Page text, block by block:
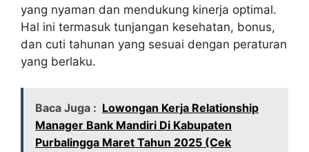
yang nyaman dan mendukung kinerja optimal.
Hal ini termasuk tunjangan kesehatan, bonus,
dan cuti tahunan yang sesuai dengan peraturan
yang berlaku.
Baca Juga : Lowongan Kerja Relationship
Manager Bank Mandiri Di Kabupaten
Purbalingga Maret Tahun 2025 (Cek